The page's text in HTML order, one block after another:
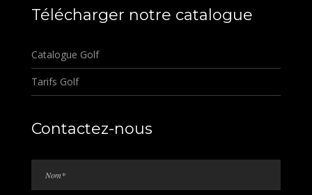
Télécharger notre catalogue
Catalogue Golf
Tarifs Golf
Contactez-nous